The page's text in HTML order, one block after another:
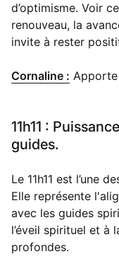
d’optimisme. Voir
renouveau, la
invite à rester
Cornaline :
11h11 :
guides.
Le 11h11 est l’une
Elle représente
avec les guides
l’éveil spirituel et à
profondes.